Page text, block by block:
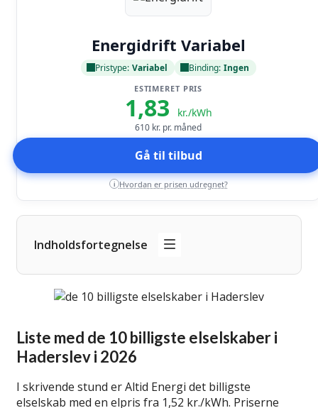
Energidrift Variabel
Pristype: Variabel Binding: Ingen
ESTIMERET PRIS
1,83 kr./kWh
610 kr. pr. måned
Gå til tilbud
i Hvordan er prisen udregnet?
Indholdsfortegnelse
Liste med de 10 billigste elselskaber i
Haderslev i 2026
I skrivende stund er Altid Energi det billigste
elselskab med en elpris fra 1,52 kr./kWh. Priserne